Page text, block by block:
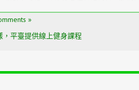
»
平臺提供線上健身課程